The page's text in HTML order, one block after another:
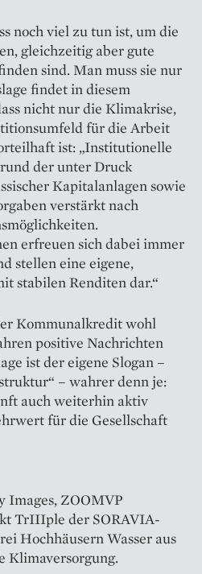
noch viel zu tun ist, um die
gleichzeitig aber gute
sind. Man muss sie nur
findet in diesem
nicht nur die Klimakrise,
für die Arbeit
ist: „Institutionelle
der unter Druck
Kapitalanlagen sowie
verstärkt nach
erfreuen sich dabei immer
stellen eine eigene,
stabilen Renditen dar.“
Kommunalkredit wohl
positive Nachrichten
ist der eigene Slogan –
– wahrer denn je:
auch weiterhin aktiv
für die Gesellschaft
Images, ZOOMVP
TrIIIple der SORAVIA-
Hoch­häusern Wasser aus
Klimaversorgung.